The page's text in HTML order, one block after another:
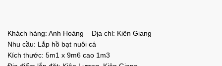
Khách hàng: Anh Hoàng – Địa chỉ: Kiên Giang
Nhu cầu: Lắp hồ bạt nuôi cá
Kích thước: 5m1 x 9m6 cao 1m3